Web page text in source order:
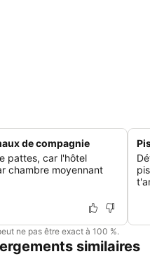
de compagnie
pattes, car l'hôtel
chambre moyennant
ne pas être exact à 100 %.
similaires